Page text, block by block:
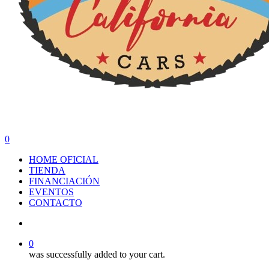
search
0
HOME OFICIAL
TIENDA
FINANCIACIÓN
EVENTOS
CONTACTO
0
was successfully added to your cart.